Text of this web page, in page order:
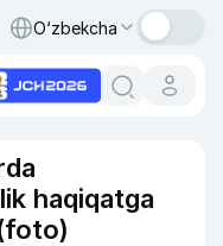
O‘zbekcha
haqiqatga